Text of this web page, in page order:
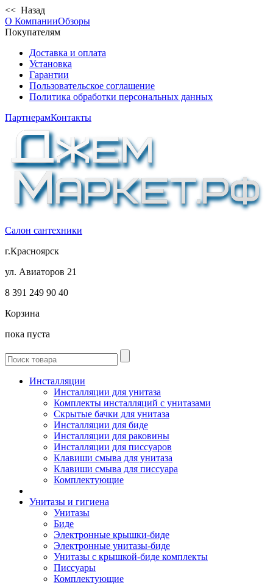
<< Назад
О КомпанииОбзоры
Покупателям
Доставка и оплата
Установка
Гарантии
Пользовательское соглашение
Политика обработки персональных данных
ПартнерамКонтакты
Салон сантехники
г.Красноярск
ул. Авиаторов 21
8 391 249 90 40
Корзина
пока пуста
Инсталляции
Инсталляции для унитаза
Комплекты инсталляций с унитазами
Скрытые бачки для унитаза
Инсталляции для биде
Инсталляции для раковины
Инсталляции для писсуаров
Клавиши смыва для унитаза
Клавиши смыва для писсуара
Комплектующие
Унитазы и гигиена
Унитазы
Биде
Электронные крышки-биде
Электронные унитазы-биде
Унитазы с крышкой-биде комплекты
Писсуары
Комплектующие